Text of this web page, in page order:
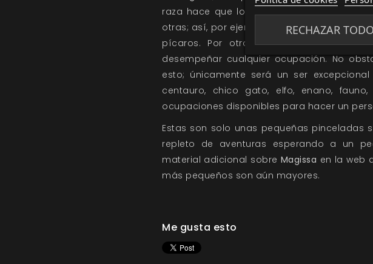
raza hace que los miembros que
otras; así, por ejemplo, los elfos suelen ser
pícaros. Por otra parte, los humanos,
desempeñar cualquier ocupación. No
esto; únicamente será un ser
centauro, chico gato, elfo, enano,
ocupaciones disponibles para hacer un
Estas son solo unas pequeñas pinceladas
repleto de aventuras esperando a un
material adicional sobre Magissa en la web
más pequeños son aún mayores.
Me gusta esto
RECHAZAR TODO